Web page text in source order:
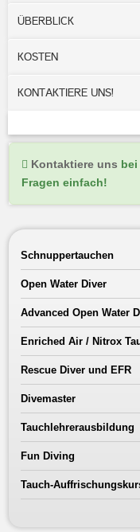
ÜBERBLICK
KOSTEN
KONTAKTIERE UNS!
Kontaktiere uns bei
Fragen einfach!
Schnuppertauchen
Open Water Diver
Advanced Open Water
Enriched Air / Nitrox
Rescue Diver und EFR
Divemaster
Tauchlehrerausbildung
Fun Diving
Tauch-